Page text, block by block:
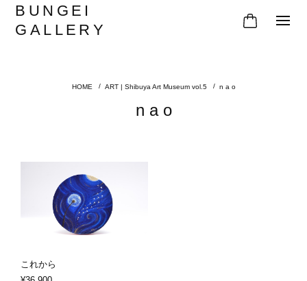
BUNGEI
GALLERY
ART | Shibuya Art Museum vol.5 n a o
n a o
これから